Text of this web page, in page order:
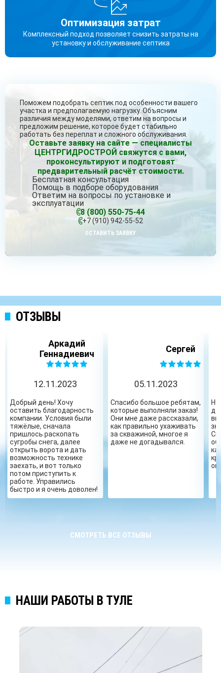
Оптимизация затрат
Комплексный подход позволяет снизить затраты на
установку и обслуживание септика
Поможем подобрать септик под особенности вашего
участка и предполагаемую нагрузку. Объясним
различия между моделями, ответим на вопросы и
предложим решение, которое будет стабильно
работать без переплат и сложного обслуживания.
Оставьте заявку на сайте — специалисты
ЦЕНТРГИДРОСТРОЙ свяжутся с вами,
проконсультируют и подготовят
предварительный расчёт стоимости.
Бесплатная консультация
Помощь в подборе оборудования
Ответим на вопросы по установке и
эксплуатации
8 (800) 550-75-44
+7 (910) 942-55-52
ОСТАВИТЬ ЗАЯВКУ
ОТЗЫВЫ
Аркадий
Геннадиевич
12.11.2023
Добрый день! Хочу
оставить благодарность
компании. Условия были
тяжёлые, сначала
пришлось раскопать
сугробы снега, далее
открыть ворота и дать
возможность технике
заехать, и вот только
потом приступить к
работе. Управились
быстро и я очень доволен!
Сергей
05.11.2023
Спасибо большое ребятам,
которые выполняли заказ!
Они мне даже рассказали,
как правильно ухаживать
за скважиной, многое я
даже не догадывался.
СМОТРЕТЬ ВСЕ ОТЗЫВЫ
НАШИ РАБОТЫ В ТУЛЕ